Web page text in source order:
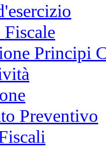
Principi
Preventivo